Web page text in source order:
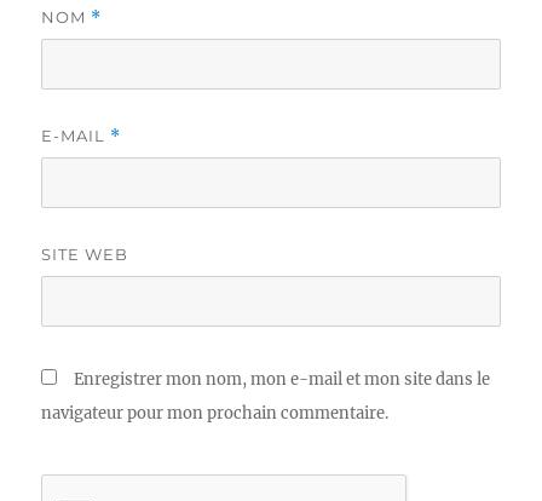
NOM *
E-MAIL *
SITE WEB
Enregistrer mon nom, mon e-mail et mon site dans le
navigateur pour mon prochain commentaire.